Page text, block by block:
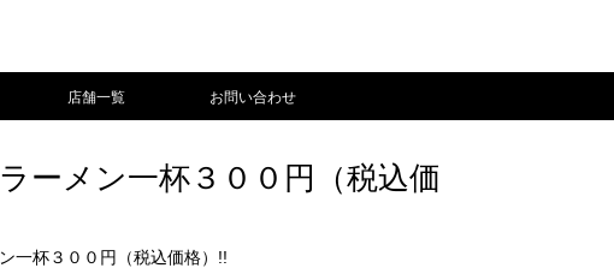
店舗一覧 お問い合わせ
ーメン一杯３００円（税込価
一杯３００円（税込価格）!!